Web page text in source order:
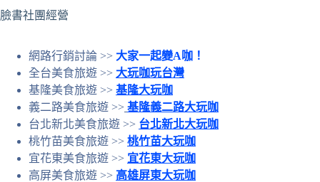
果
臉書社團經營
網路行銷討論 >> 大家一起變A咖！
全台美食旅遊 >> 大玩咖玩台灣
基隆美食旅遊 >> 基隆大玩咖
義二路美食旅遊 >> 基隆義二路大玩咖
台北新北美食旅遊 >> 台北新北大玩咖
桃竹苗美食旅遊 >> 桃竹苗大玩咖
宜花東美食旅遊 >> 宜花東大玩咖
高屏美食旅遊 >> 高雄屏東大玩咖